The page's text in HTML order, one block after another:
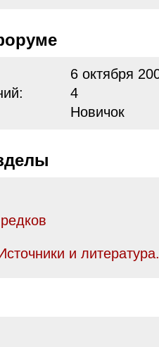
6 октября
4
Новичок
и литература.